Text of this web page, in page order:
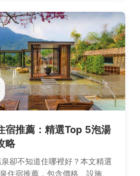
宿推薦：精選Top 5泡湯
略
卻不知道住哪裡好？本文精選
住宿推薦，包含價格、設施、